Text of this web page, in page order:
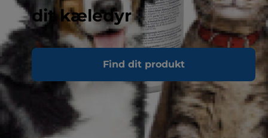
dit kæledyr
Find dit produkt